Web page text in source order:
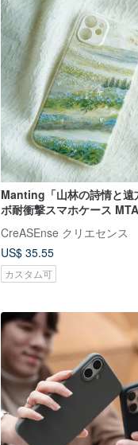
Manting「山林の詩情と遠
ボ耐衝撃スマホケース
CreASEnse クリエセンス
US$ 35.55
カスタム可